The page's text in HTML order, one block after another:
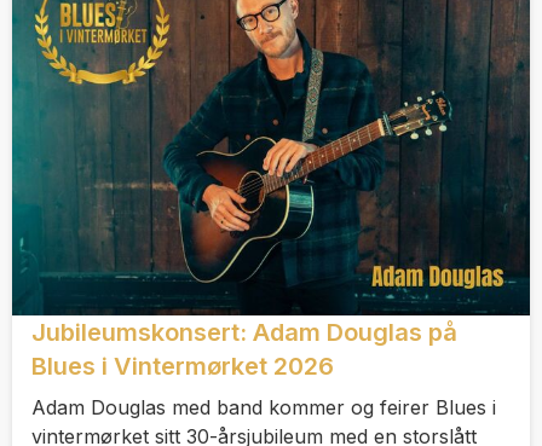
Jubileumskonsert: Adam Douglas på
Blues i Vintermørket 2026
Adam Douglas med band kommer og feirer Blues i
vintermørket sitt 30-årsjubileum med en storslått